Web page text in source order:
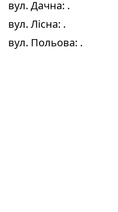
вул. Дачна: .
вул. Лісна: .
вул. Польова: .